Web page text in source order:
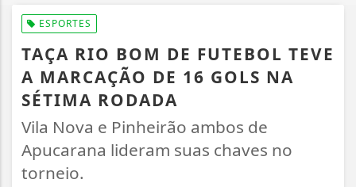
ESPORTES
TAÇA RIO BOM DE FUTEBOL TEVE
A MARCAÇÃO DE 16 GOLS NA
SÉTIMA RODADA
Vila Nova e Pinheirão ambos de
Apucarana lideram suas chaves no
torneio.